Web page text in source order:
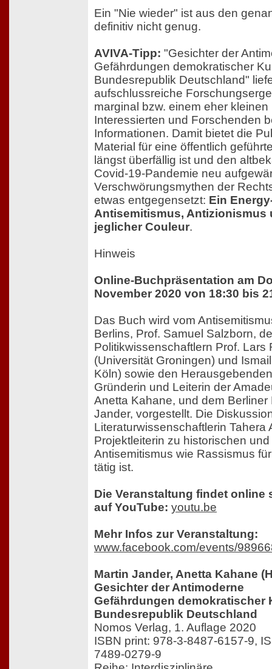
Ein "Nie wieder" ist aus den
definitiv nicht genug.
AVIVA-Tipp: "Gesichter der
Gefährdungen demokratischer
Bundesrepublik Deutschland"
aufschlussreiche
marginal bzw. einem eher kleinen
Interessierten und Forschenden
Informationen. Damit bietet die
Material für eine öffentlich
längst überfällig ist und den
Covid-19-Pandemie neu
Verschwörungsmythen der
etwas entgegensetzt: Ein
Antisemitismus, Antizionismus
jeglicher Couleur.
Hinweis
Online-Buchpräsentation am
November 2020 von 18:30 bis
Das Buch wird vom
Berlins, Prof. Samuel Salzborn,
Politikwissenschaftlern Prof. Lars
(Universität Groningen) und
Köln) sowie den
Gründerin und Leiterin der
Anetta Kahane, und dem Berliner
Jander, vorgestellt. Die
Literaturwissenschaftlerin Tahera
Projektleiterin zu historischen
Antisemitismus wie Rassismus
tätig ist.
Die Veranstaltung findet online
auf YouTube: youtu.be
Mehr Infos zur Veranstaltung:
www.facebook.com/events/
Martin Jander, Anetta Kahane
Gesichter der Antimoderne
Gefährdungen demokratischer
Bundesrepublik Deutschland
Nomos Verlag, 1. Auflage 2020
ISBN print: 978-3-8487-6157-9,
7489-0279-9